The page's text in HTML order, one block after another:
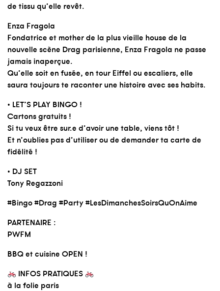
de tissu qu’elle revêt.
Enza Fragola
Fondatrice et mother de la plus vieille house de la
nouvelle scène Drag parisienne, Enza Fragola ne passe
jamais inaperçue.
Qu’elle soit en fusée, en tour Eiffel ou escaliers, elle
saura toujours te raconter une histoire avec ses habits.
• LET’S PLAY BINGO !
Cartons gratuits !
Si tu veux être sur.e d’avoir une table, viens tôt !
Et n’oublies pas d’utiliser ou de demander ta carte de
fidélité !
• DJ SET
Tony Regazzoni
#Bingo #Drag #Party #LesDimanchesSoirsQuOnAime
PARTENAIRE :
PWFM
BBQ et cuisine OPEN !
INFOS PRATIQUES
à la folie paris